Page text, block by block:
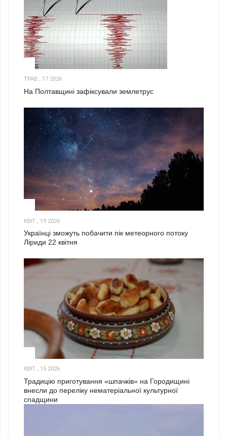
ТРАВ., 17 2026
На Полтавщині зафіксували землетрус
КВІТ., 19 2026
Українці зможуть побачити пік метеорного потоку
Ліриди 22 квітня
КВІТ., 15 2026
Традицію приготування «шпачків» на Городищині
внесли до переліку нематеріальної культурної
спадщини